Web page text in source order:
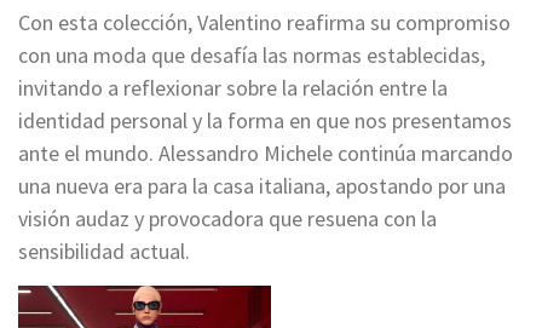
Con esta colección, Valentino reafirma su compromiso
con una moda que desafía las normas establecidas,
invitando a reflexionar sobre la relación entre la
identidad personal y la forma en que nos presentamos
ante el mundo. Alessandro Michele continúa marcando
una nueva era para la casa italiana, apostando por una
visión audaz y provocadora que resuena con la
sensibilidad actual.